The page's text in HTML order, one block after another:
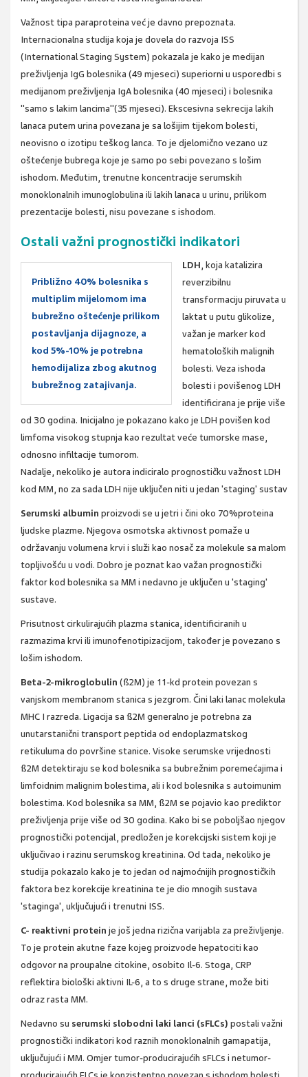
Važnost tipa paraproteina već je davno prepoznata.
Internacionalna studija koja je dovela do razvoja ISS
(International Staging System) pokazala je kako je medijan
preživljenja IgG bolesnika (49 mjeseci) superiorni u usporedbi s
medijanom preživljenja IgA bolesnika (40 mjeseci) i bolesnika
"samo s lakim lancima"(35 mjeseci). Ekscesivna sekrecija lakih
lanaca putem urina povezana je sa lošijim tijekom bolesti,
neovisno o izotipu teškog lanca. To je djelomično vezano uz
oštećenje bubrega koje je samo po sebi povezano s lošim
ishodom. Međutim, trenutne koncentracije serumskih
monoklonalnih imunoglobulina ili lakih lanaca u urinu, prilikom
prezentacije bolesti, nisu povezane s ishodom.
Ostali važni prognostički indikatori
Približno 40% bolesnika s
multiplim mijelomom ima
bubrežno oštećenje prilikom
postavljanja dijagnoze, a
kod 5%-10% je potrebna
hemodijaliza zbog akutnog
bubrežnog zatajivanja.
LDH, koja katalizira
reverzibilnu
transformaciju piruvata u
laktat u putu glikolize,
važan je marker kod
hematoloških malignih
bolesti. Veza ishoda
bolesti i povišenog LDH
identificirana je prije više
od 30 godina. Inicijalno je pokazano kako je LDH povišen kod
limfoma visokog stupnja kao rezultat veće tumorske mase,
odnosno infiltacije tumorom.
Nadalje, nekoliko je autora indiciralo prognostičku važnost LDH
kod MM, no za sada LDH nije uključen niti u jedan 'staging' sustav
Serumski albumin proizvodi se u jetri i čini oko 70%proteina
ljudske plazme. Njegova osmotska aktivnost pomaže u
održavanju volumena krvi i služi kao nosač za molekule sa malom
topljivošću u vodi. Dobro je poznat kao važan prognostički
faktor kod bolesnika sa MM i nedavno je uključen u 'staging'
sustave.
Prisutnost cirkulirajućih plazma stanica, identificiranih u
razmazima krvi ili imunofenotipizacijom, također je povezano s
lošim ishodom.
Beta-2-mikroglobulin (ß2M) je 11-kd protein povezan s
vanjskom membranom stanica s jezgrom. Čini laki lanac molekula
MHC I razreda. Ligacija sa ß2M generalno je potrebna za
unutarstanični transport peptida od endoplazmatskog
retikuluma do površine stanice. Visoke serumske vrijednosti
ß2M detektiraju se kod bolesnika sa bubrežnim poremećajima i
limfoidnim malignim bolestima, ali i kod bolesnika s autoimunim
bolestima. Kod bolesnika sa MM, ß2M se pojavio kao prediktor
preživljenja prije više od 30 godina. Kako bi se poboljšao njegov
prognostički potencijal, predložen je korekcijski sistem koji je
uključivao i razinu serumskog kreatinina. Od tada, nekoliko je
studija pokazalo kako je to jedan od najmoćnijih prognostičkih
faktora bez korekcije kreatinina te je dio mnogih sustava
'staginga', uključujući i trenutni ISS.
C- reaktivni protein je još jedna rizična varijabla za preživljenje.
To je protein akutne faze kojeg proizvode hepatociti kao
odgovor na proupalne citokine, osobito Il-6. Stoga, CRP
reflektira biološki aktivni IL-6, a to s druge strane, može biti
odraz rasta MM.
Nedavno su serumski slobodni laki lanci (sFLCs) postali važni
prognostički indikatori kod raznih monoklonalnih gamapatija,
uključujući i MM. Omjer tumor-producirajućih sFLCs i netumor-